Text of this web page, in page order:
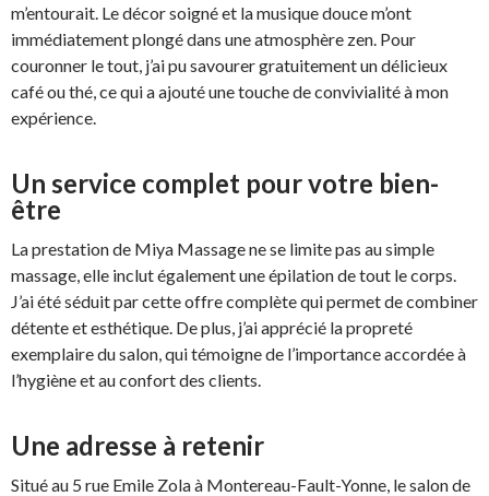
m’entourait. Le décor soigné et la musique douce m’ont
immédiatement plongé dans une atmosphère zen. Pour
couronner le tout, j’ai pu savourer gratuitement un délicieux
café ou thé, ce qui a ajouté une touche de convivialité à mon
expérience.
Un service complet pour votre bien-
être
La prestation de Miya Massage ne se limite pas au simple
massage, elle inclut également une épilation de tout le corps.
J’ai été séduit par cette offre complète qui permet de combiner
détente et esthétique. De plus, j’ai apprécié la propreté
exemplaire du salon, qui témoigne de l’importance accordée à
l’hygiène et au confort des clients.
Une adresse à retenir
Situé au 5 rue Emile Zola à Montereau-Fault-Yonne, le salon de